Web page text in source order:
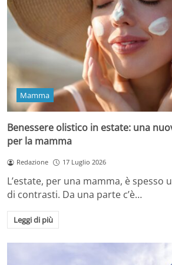
Mamma
Benessere olistico in estate: una
per la mamma
Redazione 17 Luglio 2026
L’estate, per una mamma, è spesso
di contrasti. Da una parte c’è…
Leggi di più